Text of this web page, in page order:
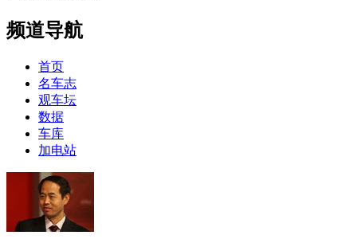
频道导航
首页
名车志
观车坛
数据
车库
加电站